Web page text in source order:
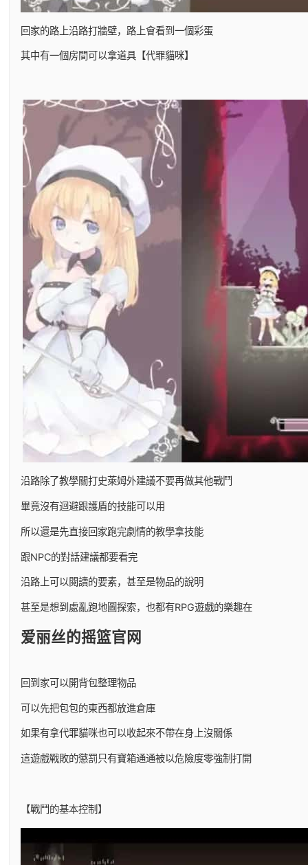
回家的路上沿路打牆壁，路上會看到一個彩蛋
其中有一個房間可以拿道具【代罪貓咪】
沿路除了教學關打史萊姆外建議不要再做其他戰鬥
畢竟沒有迴避跟護盾的技能可以用
所以還是先直接回家跑完劇情的教學拿技能
跟NPC的對話建議都要看完
沿路上可以閱讀的要素，甚至是物品的說明
甚至是想到處亂跑地圖探索，也都有RPG遊戲的樂趣在
爱丽丝的摇篮官网
回到家可以開背包整理物品
可以先把包包的東西都放進倉庫
如果有拿代罪貓咪也可以收起來不帶在身上沒關係
這遊戲戰敗的懲罰只有寶箱通通被以危險度零強制打開
【戰鬥的基本控制】